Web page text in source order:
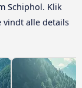
Schiphol. Klik
vindt alle details